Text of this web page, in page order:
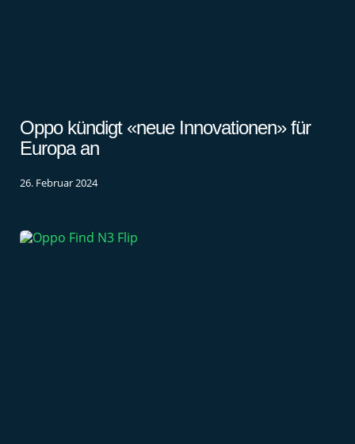
Oppo kündigt «neue Innovationen» für
Europa an
26. Februar 2024